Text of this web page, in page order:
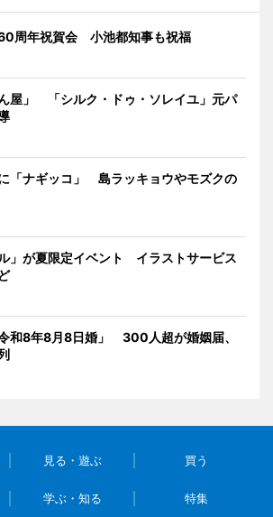
周年祝賀会 小池都知事も祝福
屋」 「シルク・ドゥ・ソレイユ」元パ
「ナギッコ」 島ラッキョウやモズクの
」が夏限定イベント イラストサービス
和8年8月8日婚」 300人超が婚姻届、
見る・遊ぶ 買う
学ぶ・知る 特集